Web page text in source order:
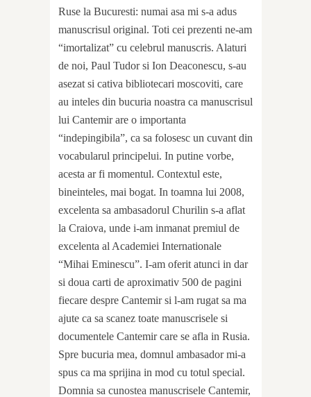
Ruse la Bucuresti: numai asa mi s-a adus
manuscrisul original. Toti cei prezenti ne-am
“imortalizat” cu celebrul manuscris. Alaturi
de noi, Paul Tudor si Ion Deaconescu, s-au
asezat si cativa bibliotecari moscoviti, care
au inteles din bucuria noastra ca manuscrisul
lui Cantemir are o importanta
“indepingibila”, ca sa folosesc un cuvant din
vocabularul principelui. In putine vorbe,
acesta ar fi momentul. Contextul este,
bineinteles, mai bogat. In toamna lui 2008,
excelenta sa ambasadorul Churilin s-a aflat
la Craiova, unde i-am inmanat premiul de
excelenta al Academiei Internationale
“Mihai Eminescu”. I-am oferit atunci in dar
si doua carti de aproximativ 500 de pagini
fiecare despre Cantemir si l-am rugat sa ma
ajute ca sa scanez toate manuscrisele si
documentele Cantemir care se afla in Rusia.
Spre bucuria mea, domnul ambasador mi-a
spus ca ma sprijina in mod cu totul special.
Domnia sa cunostea manuscrisele Cantemir,